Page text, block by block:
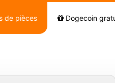
Dogecoin
de pièces